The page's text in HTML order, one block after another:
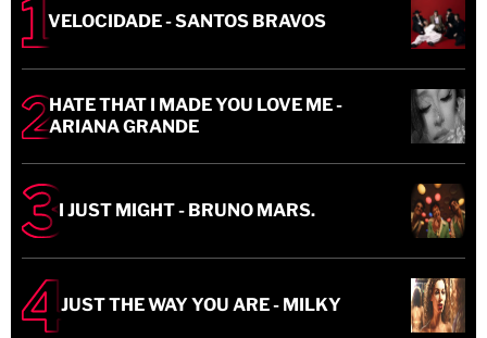
VELOCIDADE - SANTOS BRAVOS
HATE THAT I MADE YOU LOVE ME -
ARIANA GRANDE
I JUST MIGHT - BRUNO MARS.
JUST THE WAY YOU ARE - MILKY